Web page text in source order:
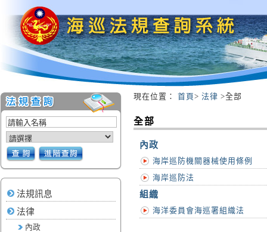
法規訊息
法律
內政
現在位置 ： 首頁> 法律 >全部
全部
內政
海岸巡防機關器械使用條例
海岸巡防法
組織
海洋委員會海巡署組織法